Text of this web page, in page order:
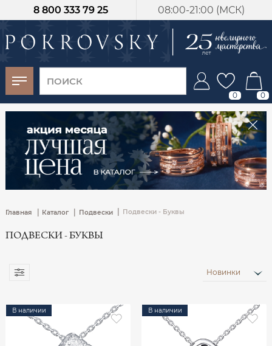
08:00-21:00 (МСК)
8 800 333 79 25
0 0
Главная | Каталог | Подвески Подвески - Буквы
ПОДВЕСКИ - БУКВЫ
Новинки
В наличии В наличии
-30%
от 15 дней с
момента оплаты